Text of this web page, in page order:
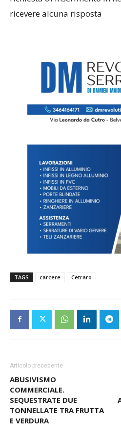
ricevere alcuna risposta
TAGS carcere Cetraro
Articolo precedente
ABUSIVISMO
COMMERCIALE.
SEQUESTRATE DUE
TONNELLATE TRA FRUTTA
E VERDURA